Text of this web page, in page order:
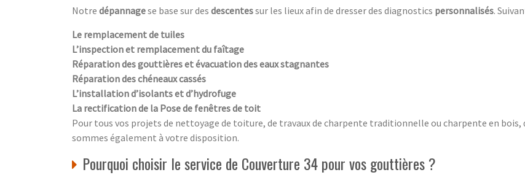
Notre dépannagese base sur des descentessur les lieux afin de dresser des diagnostics personnalisés.
Le remplacement de tuiles
L’inspection et remplacement du faîtage
Réparation des gouttières et évacuation des eaux stagnantes
Réparation des chéneaux cassés
L’installation d’isolants et d’hydrofuge
La rectification de la Pose de fenêtres de toit
Pour tous vos projets de nettoyage de toiture, de travaux de charpente traditionnelle ou charpente en
sommes également à votre disposition.
Pourquoi choisir le service de Couverture 34 pour vos gouttières ?